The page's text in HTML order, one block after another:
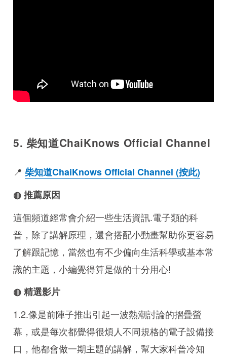
5. 柴知道ChaiKnows Official Channel
📍 柴知道ChaiKnows Official Channel (按此)
◍ 推薦原因
這個頻道經常會介紹一些生活資訊.電子類的科
普，除了講解原理，還會搭配小動畫幫助你更容易
了解跟記憶，當然也有不少偏向生活科學或基本常
識的主題，小編覺得算是做的十分用心!
◍ 精選影片
1.2.像是前陣子推出引起一波熱潮討論的摺疊螢
幕，或是每次都覺得很煩人不同規格的電子設備接
口，他都會做一期主題的講解，幫大家科普冷知